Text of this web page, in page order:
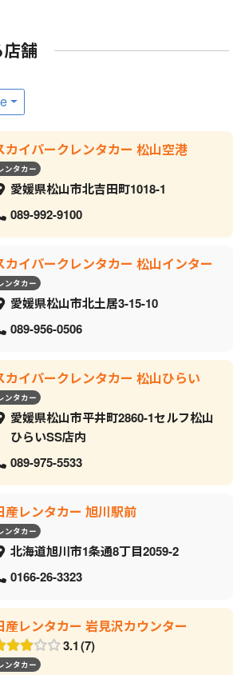
舗
カイパークレンタカー 松山空港
ンタカー
愛媛県松山市北吉田町1018-1
089-992-9100
カイパークレンタカー 松山インター
ンタカー
愛媛県松山市北土居3-15-10
089-956-0506
カイパークレンタカー 松山ひらい
ンタカー
愛媛県松山市平井町2860-1セルフ松山
ひらいSS店内
089-975-5533
産レンタカー 旭川駅前
ンタカー
北海道旭川市1条通8丁目2059‐2
0166-26-3323
産レンタカー 岩見沢カウンター
3.1 7
ンタカー